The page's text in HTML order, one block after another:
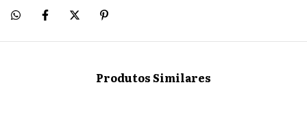
Produtos Similares